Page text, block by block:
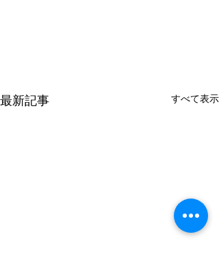
最新記事 すべて表示